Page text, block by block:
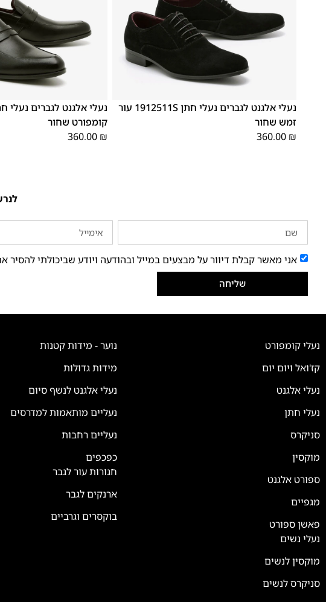
נעלי אלגנט לגברים נעלי חתן 1912511S עור
זמש שחור
360.00 ₪
קומפורט שחור
360.00 ₪
לנרשמים
אני מאשר קבלת דיוור על מבצעים במייל ובהודעה ויודע שביכולתי להסיר
שליחה
נעלי קומפורט
קז'ואל ויום יום
נעלי אלגנט
נעלי חתן
סניקרס
מוקסין
ספורט אלגנט
מגפיים
פאשן ספורט
נעלי נשים
מוקסין לנשים
סניקרס לנשים
נוער - מידות קטנות
מידות גדולות
נעלי אלגנט לנשף סיום
נעליים מותאמות למדרסים
נעליים רחבות
כפכפים
חגורות עור לגבר
ארנקים לגבר
בוקסרים וגרביים
💬